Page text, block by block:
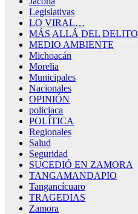
Legislativas
LO VIRAL…
MÁS ALLÁ DEL DELITO
MEDIO AMBIENTE
Michoacán
Morelia
Municipales
Nacionales
OPINIÓN
policiaca
POLÍTICA
Regionales
Salud
Seguridad
SUCEDIÓ EN ZAMORA
TANGAMANDAPIO
Tangancícuaro
TRAGEDIAS
Zamora